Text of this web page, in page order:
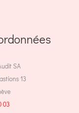
SA
13
03